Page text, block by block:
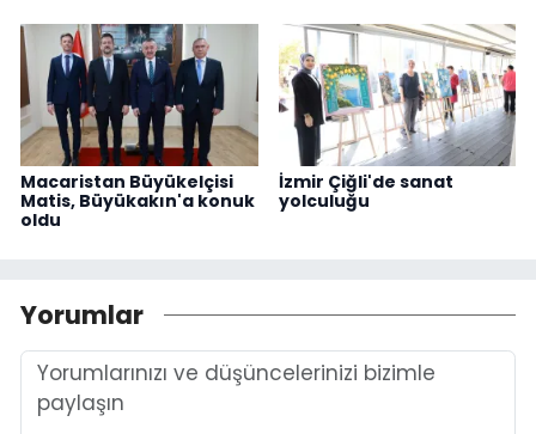
Macaristan Büyükelçisi
Matis, Büyükakın'a konuk
oldu
İzmir Çiğli'de sanat
yolculuğu
Yorumlar